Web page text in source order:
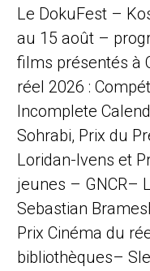
Le DokuFest –
au 15 août –
films présentés à
réel 2026 :
Incomplete
Sohrabi, Prix du
Loridan-Ivens et
jeunes – GNCR–
Sebastian
Prix Cinéma du
bibliothèques–